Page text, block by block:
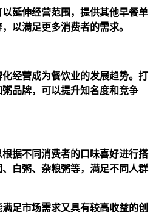
延伸经营范围，提供其他早餐单
以满足更多消费者的需求。
经营成为餐饮业的发展趋势。打
品牌，可以提升知名度和竞争
据不同消费者的口味喜好进行搭
白粥、杂粮粥等，满足不同人群
足市场需求又具有较高收益的创